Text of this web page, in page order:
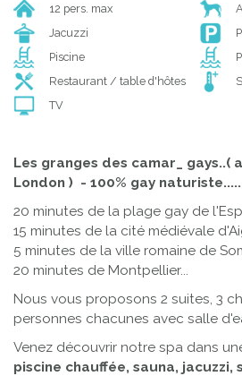
12 pers. max
Jacuzzi
Piscine
Restaurant / table d'hôtes
TV
Les granges des camar_ gays..(
London ) - 100% gay naturiste.....
20 minutes de la plage gay de
15 minutes de la cité médiévale
5 minutes de la ville romaine de
20 minutes de Montpellier...
Nous vous proposons 2 suites, 3
personnes chacunes avec salle
Venez découvrir notre spa dans
piscine chauffée, sauna,